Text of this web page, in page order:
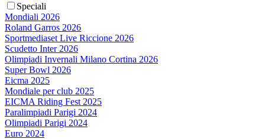
Speciali
Mondiali 2026
Roland Garros 2026
Sportmediaset Live Riccione 2026
Scudetto Inter 2026
Olimpiadi Invernali Milano Cortina 2026
Super Bowl 2026
Eicma 2025
Mondiale per club 2025
EICMA Riding Fest 2025
Paralimpiadi Parigi 2024
Olimpiadi Parigi 2024
Euro 2024